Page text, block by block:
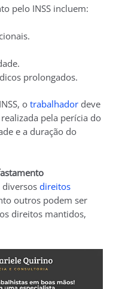
pelo INSS incluem:
prolongados.
otrabalhador deve
pela perícia do
e a duração do
diversosdireitos
outros podem ser
direitos mantidos,